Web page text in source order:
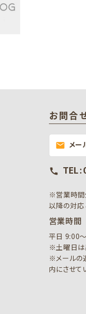
お問合
mail メー
call TEL :
※営業時間
以降の対応
営業時間
平日 9:00
※土曜日は
※メールの
内にさせて